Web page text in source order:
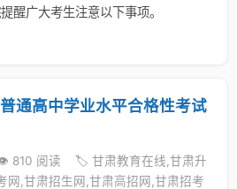
醒广大考生注意以下事项。
通高中学业水平合格性考试
810 阅读
🏷️ 甘肃教育在线,甘肃升
网,甘肃招生网,甘肃高招网,甘肃招考